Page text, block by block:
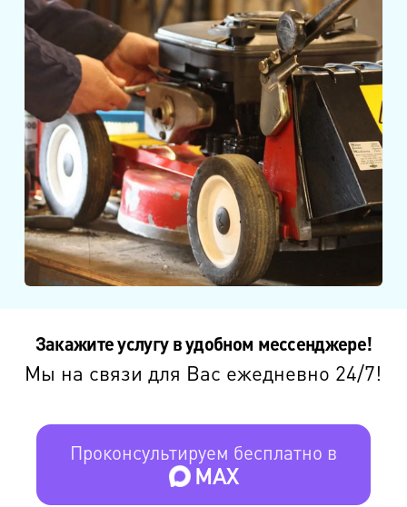
Закажите услугу в удобном мессенджере!
Мы на связи для Вас ежедневно 24/7!
Проконсультируем бесплатно в
MAX